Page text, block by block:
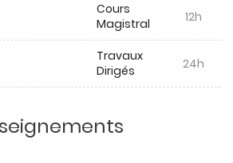
Cours
Magistral
12h
Travaux
Dirigés
24h